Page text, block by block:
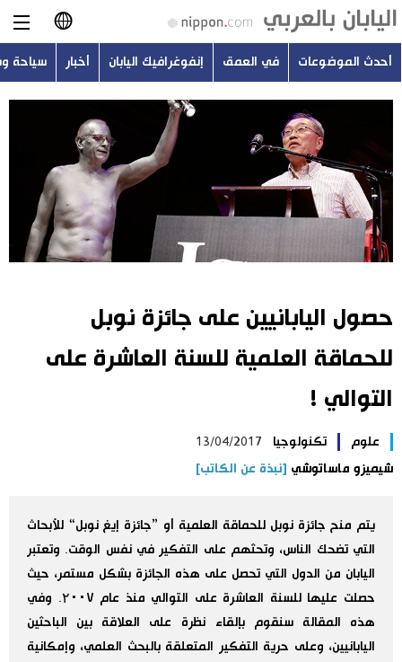
日本語
简体字
繁體字
Français
أحدث الموضوعات
في العمق
أخبار
مانغا وأنيمي
علوم وتكنولوجيا
الأقسام
أحدث الموضوعات في العمق إنفوغرافيك اليابان أخبار سياحة
حصول اليابانيين على جائزة نوبل
للحماقة العلمية للسنة العاشرة على
التوالي !
علوم تكنولوجيا
13/04/2017
شيميزو ماساتوشي [نبذة عن الكاتب]
يتم منح جائزة نوبل للحماقة العلمية أو ”جائزة إيغ نوبل“ للأبحاث
التي تضحك الناس، وتحثهم على التفكير في نفس الوقت. وتعتبر
اليابان من الدول التي تحصل على هذه الجائزة بشكل مستمر، حيث
حصلت عليها للسنة العاشرة على التوالي منذ عام ۲٠٠٧. وفي
هذه المقالة سنقوم بإلقاء نظرة على العلاقة بين الباحثين
اليابانيين، وعلى حرية التفكير المتعلقة بالبحث العلمي، وإمكانية